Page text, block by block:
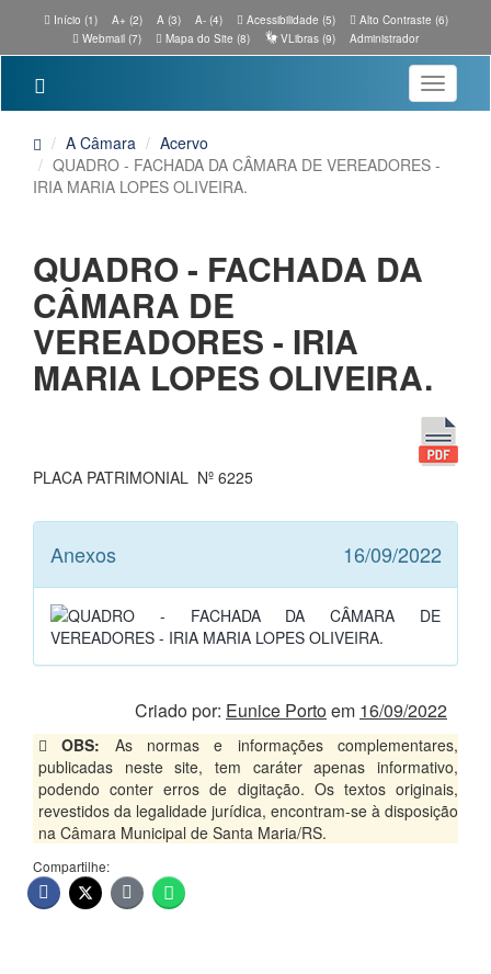
Início (1) A+ (2) A (3) A- (4) Acessibilidade (5)
Alto Contraste (6)
Webmail (7)
Mapa do Site (8) VLibras (9) Administrador
Toggle
A Câmara
Acervo
QUADRO - FACHADA DA CÂMARA DE VEREADORES -
IRIA MARIA LOPES OLIVEIRA.
QUADRO - FACHADA DA
CÂMARA DE
VEREADORES - IRIA
MARIA LOPES OLIVEIRA.
PLACA PATRIMONIAL Nº 6225
Anexos 16/09/2022
Criado por: Eunice Portoem 16/09/2022
OBS: As normas e informações complementares,
publicadas neste site, tem caráter apenas informativo,
podendo conter erros de digitação. Os textos originais,
revestidos da legalidade jurídica, encontram-se à disposição
na Câmara Municipal de Santa Maria/RS.
Compartilhe: